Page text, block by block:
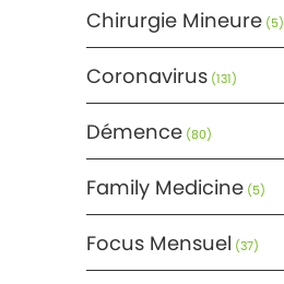
Chirurgie Mineure(5)
Coronavirus(131)
Démence(80)
Family Medicine(5)
Focus Mensuel (37)